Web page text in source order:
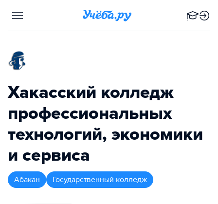
Хакасский колледж
профессиональных
технологий, экономики
и сервиса
Абакан Государственный колледж